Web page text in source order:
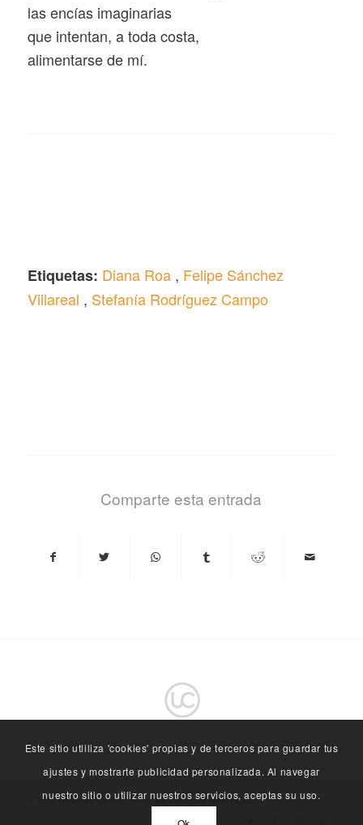
las encías imaginarias
que intentan, a toda costa,
alimentarse de mí.
Etiquetas: Diana Roa, Felipe Sánchez
Villareal , Stefanía Rodríguez Campo
Comparte esta entrada
© 2020 Universo Centro. Todos los derechos reservados. -
Este sitio utliliza 'cookies' propias y de terceros para guardar tus
ajustes y mostrarte publicidad personalizada. Al navegar
nuestro sitio o utilizar nuestros servicios, aceptas su uso.